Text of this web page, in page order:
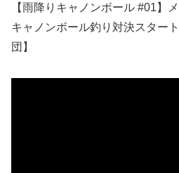
【雨降りキャノンボール #01】
キャノンボール釣り対決スター
団】